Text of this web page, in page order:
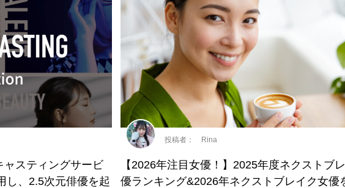
ャスティングサービ
し、2.5次元俳優を起
【2026年注目女優！】2025年度ネクストブ
優ランキング&2026年ネクストブレイク女優
投稿者： Rina